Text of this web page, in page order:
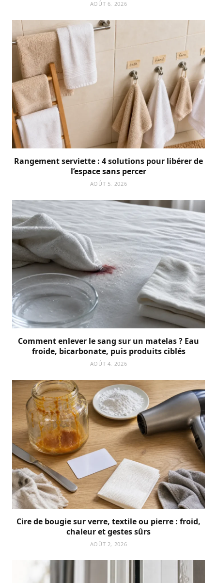
AOÛT 6, 2026
Rangement serviette : 4 solutions pour libérer de
l’espace sans percer
AOÛT 5, 2026
Comment enlever le sang sur un matelas ? Eau
froide, bicarbonate, puis produits ciblés
AOÛT 4, 2026
Cire de bougie sur verre, textile ou pierre : froid,
chaleur et gestes sûrs
AOÛT 2, 2026